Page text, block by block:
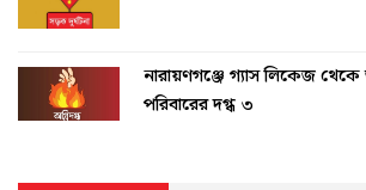
নারায়ণগঞ্জে গ্যাস লিকেজ
পরিবারের দগ্ধ ৩